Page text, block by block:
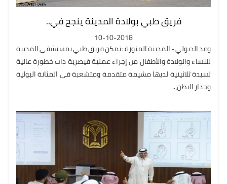
فريق طبي بولادة المدينة ينجح في..
10-10-2018
وعد الديولي - المدينة المنورة : تمكن فريق طبي بمستشفى المدينة
للنساء والولادة والأطفال من إجراء عملية قيصرية ذات خطورة عالية
لسيدة ثلاثينية لديها مشيمة متقدمة ومتشعبة في المثانة البولية
وجدار البطن،..